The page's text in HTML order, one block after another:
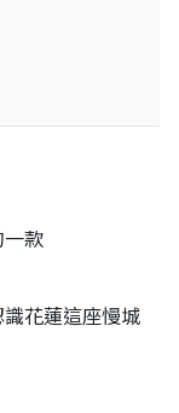
款
花蓮這座慢城